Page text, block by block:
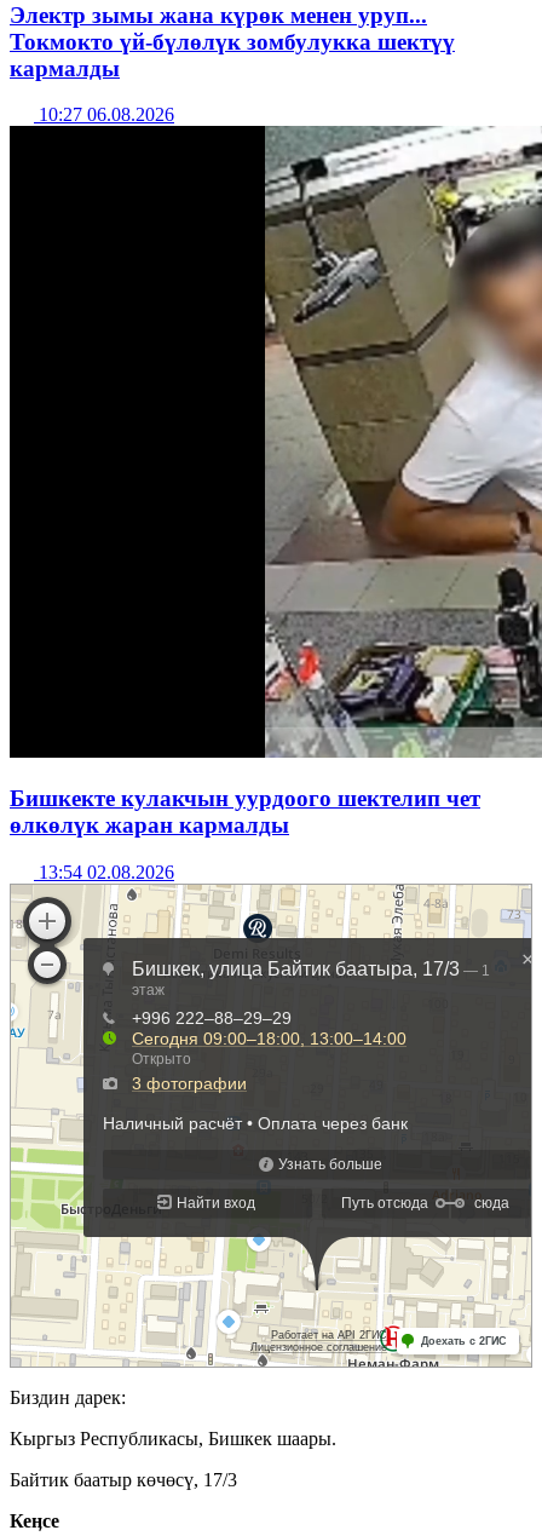
Электр зымы жана күрөк менен уруп...
Токмокто үй-бүлөлүк зомбулукка шектүү
кармалды
10:27 06.08.2026
Бишкекте кулакчын уурдоого шектелип чет
өлкөлүк жаран кармалды
13:54 02.08.2026
Биздин дарек:
Кыргыз Республикасы, Бишкек шаары.
Байтик баатыр көчөсү, 17/3
Кеӊсе